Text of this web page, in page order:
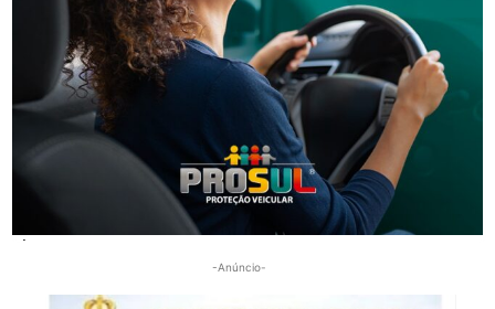
Operação da Polícia Civil resulta na prisão de três
pessoas em Orleans
-Anúncio-